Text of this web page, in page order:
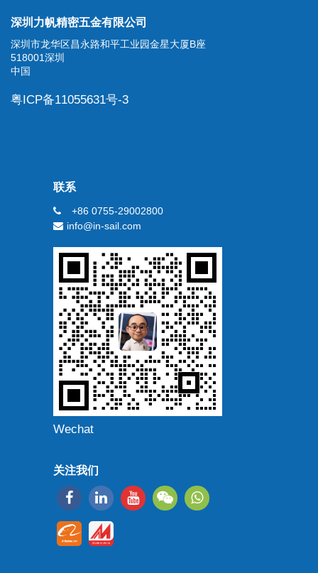
深圳力帆精密五金有限公司
深圳市龙华区昌永路和平工业园金星大厦B座
518001深圳
中国
粤ICP备11055631号-3
联系
+86 0755-29002800
info@in-sail.com
Wechat
关注我们